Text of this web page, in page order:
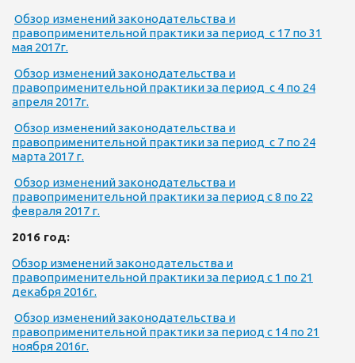
Обзор изменений законодательства и
правоприменительной практики за период с 17 по 31
мая 2017г.
Обзор изменений законодательства и
правоприменительной практики за период с 4 по 24
апреля 2017г.
Обзор изменений законодательства и
правоприменительной практики за период с 7 по 24
марта 2017 г.
Обзор изменений законодательства и
правоприменительной практики за период с 8 по 22
февраля 2017 г.
2016 год:
Обзор изменений законодательства и
правоприменительной практики за период с 1 по 21
декабря 2016г.
Обзор изменений законодательства и
правоприменительной практики за период с 14 по 21
ноября 2016г.